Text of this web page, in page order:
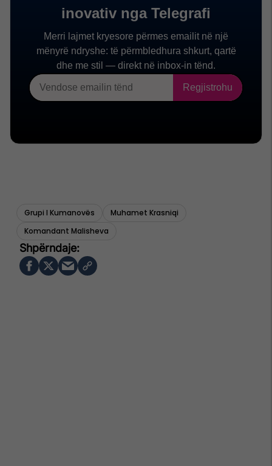
Grupi I Kumanovës
Muhamet Krasniqi
Komandant Malisheva